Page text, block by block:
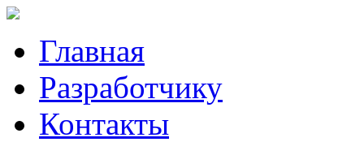
Главная
Разработчику
Контакты